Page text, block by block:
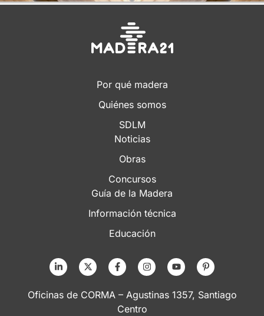
Por qué madera
Quiénes somos
SDLM
Noticias
Obras
Concursos
Guía de la Madera
Información técnica
Educación
Oficinas de CORMA – Agustinas 1357, Santiago
Centro